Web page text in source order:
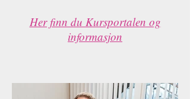
Her finn du Kursportalen og
informasjon